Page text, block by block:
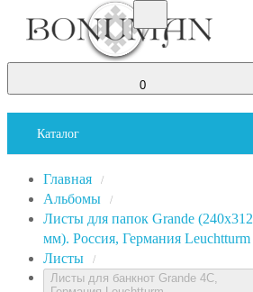
0
Каталог
Главная /
Альбомы /
Листы для папок Grande (240x312
мм). Россия, Германия Leuchtturm
Листы /
Листы для банкнот Grande 4С,